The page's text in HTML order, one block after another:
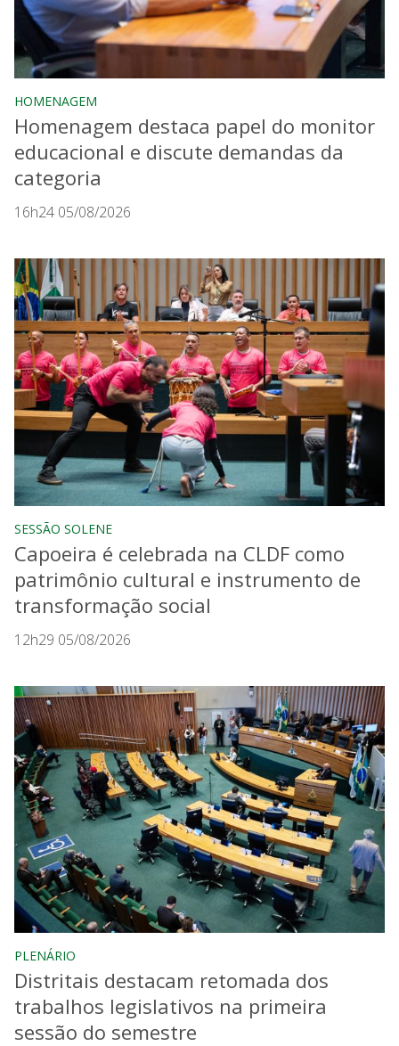
HOMENAGEM
Homenagem destaca papel do monitor
educacional e discute demandas da
categoria
16h24 05/08/2026
SESSÃO SOLENE
Capoeira é celebrada na CLDF como
patrimônio cultural e instrumento de
transformação social
12h29 05/08/2026
PLENÁRIO
Distritais destacam retomada dos
trabalhos legislativos na primeira
sessão do semestre